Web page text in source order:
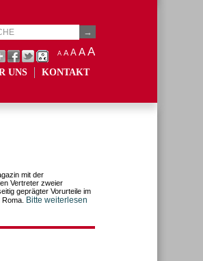
A A A AA
UNS KONTAKT
mit der
Vertreter zweier
geprägter Vorurteile im
Bitte weiterlesen